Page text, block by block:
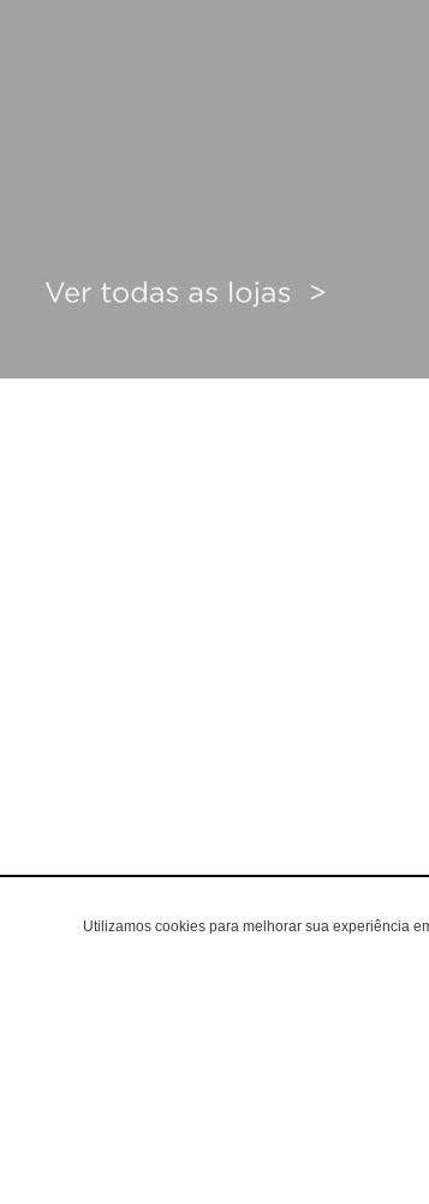
Utilizamos cookies para melhorar sua experiência